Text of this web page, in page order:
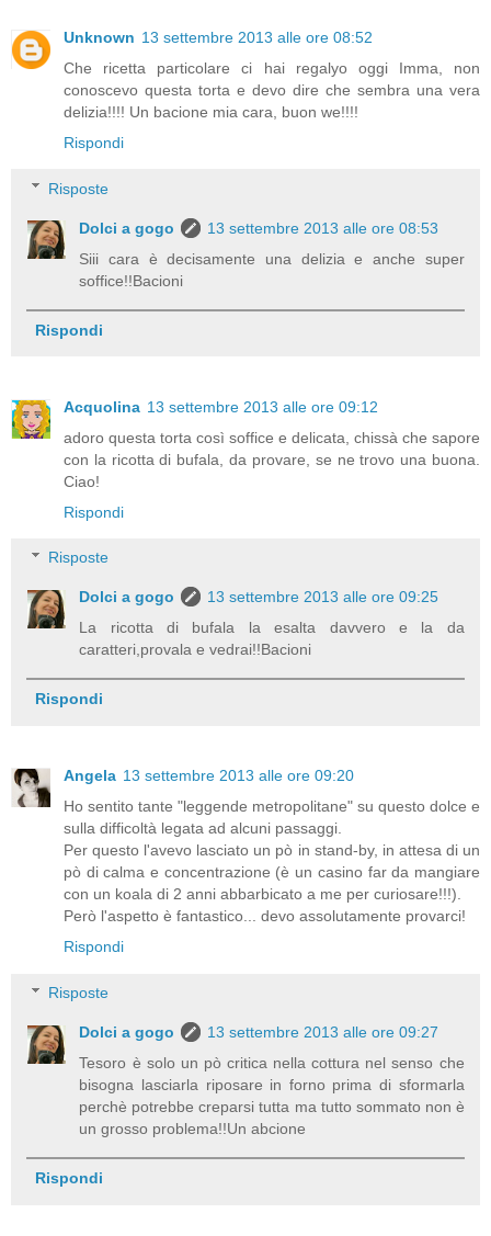
Unknown 13 settembre 2013 alle ore 08:52
Che ricetta particolare ci hai regalyo oggi Imma, non
conoscevo questa torta e devo dire che sembra una vera
delizia!!!! Un bacione mia cara, buon we!!!!
Rispondi
Risposte
Dolci a gogo
13 settembre 2013 alle ore 08:53
Siii cara è decisamente una delizia e anche super
soffice!!Bacioni
Rispondi
Acquolina 13 settembre 2013 alle ore 09:12
adoro questa torta così soffice e delicata, chissà che sapore
con la ricotta di bufala, da provare, se ne trovo una buona.
Ciao!
Rispondi
Risposte
Dolci a gogo
13 settembre 2013 alle ore 09:25
La ricotta di bufala la esalta davvero e la da
caratteri,provala e vedrai!!Bacioni
Rispondi
Angela 13 settembre 2013 alle ore 09:20
Ho sentito tante "leggende metropolitane" su questo dolce e
sulla difficoltà legata ad alcuni passaggi.
Per questo l'avevo lasciato un pò in stand-by, in attesa di un
pò di calma e concentrazione (è un casino far da mangiare
con un koala di 2 anni abbarbicato a me per curiosare!!!).
Però l'aspetto è fantastico... devo assolutamente provarci!
Rispondi
Risposte
Dolci a gogo
13 settembre 2013 alle ore 09:27
Tesoro è solo un pò critica nella cottura nel senso che
bisogna lasciarla riposare in forno prima di sformarla
perchè potrebbe creparsi tutta ma tutto sommato non è
un grosso problema!!Un abcione
Rispondi